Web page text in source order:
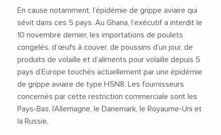
En cause notamment, l’épidémie de grippe aviaire qui
sévit dans ces 5 pays. Au Ghana, l’exécutif a interdit le
10 novembre dernier, les importations de poulets
congelés, d’œufs à couver, de poussins d’un jour, de
produits de volaille et d’aliments pour volaille depuis 5
pays d’Europe touchés actuellement par une épidémie
de grippe aviaire de type H5N8. Les fournisseurs
concernés par cette restriction commerciale sont les
Pays-Bas, l’Allemagne, le Danemark, le Royaume-Uni et
la Russie.